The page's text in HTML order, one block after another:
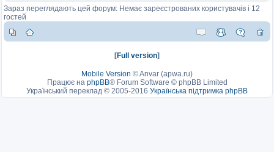
Зараз переглядають цей форум: Немає зареєстрованих користувачів і 12
гостей
[Full version]
Mobile Version ©Anvar (apwa.ru)
Працює на phpBB® Forum Software © phpBB Limited
Український переклад © 2005-2016 Українська підтримка phpBB